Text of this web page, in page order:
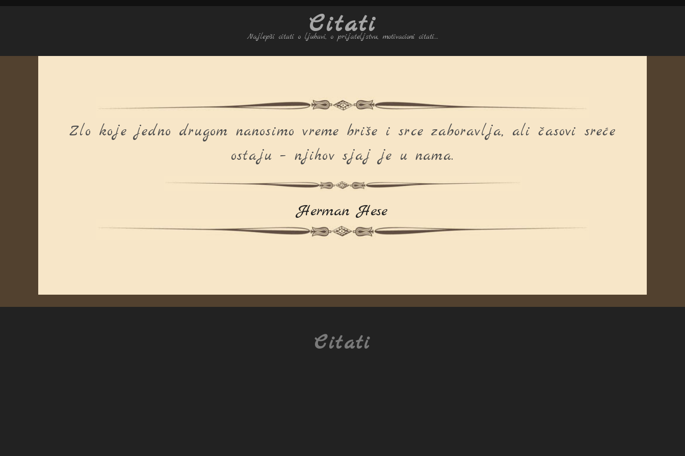
Citati
Najlepši citati o ljubavi, o prijateljstvu, motivacioni citati…
Zlo koje jedno drugom nanosimo vreme briše i srce zaboravlja, ali časovi sreće
ostaju – njihov sjaj je u nama.
Herman Hese
Citati